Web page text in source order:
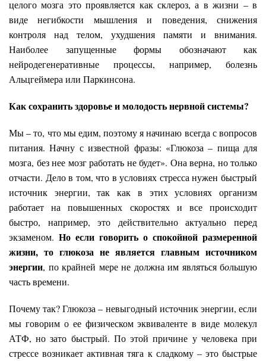
целого мозга это проявляется как склероз, а в жизни – в
виде негибкости мышления и поведения, снижения
контроля над телом, ухудшения памяти и внимания.
Наиболее запущенные формы обозначают как
нейродегенеративные процессы, например, болезнь
Альцгеймера или Паркинсона.
Как сохранить здоровье и молодость нервной системы?
Мы – то, что мы едим, поэтому я начинаю всегда с вопросов
питания. Начну с известной фразы: «Глюкоза – пища для
мозга, без нее мозг работать не будет». Она верна, но только
отчасти. Дело в том, что в условиях стресса нужен быстрый
источник энергии, так как в этих условиях организм
работает на повышенных скоростях и все происходит
быстро, например, это действительно актуально перед
экзаменом. Но если говорить о спокойной размеренной
жизни, то глюкоза не является главным источником
энергии, по крайней мере не должна им являться большую
часть времени.
Почему так? Глюкоза – невыгодный источник энергии, если
мы говорим о ее физическом эквиваленте в виде молекул
АТФ, но зато быстрый. По этой причине у человека при
стрессе возникает активная тяга к сладкому – это быстрые